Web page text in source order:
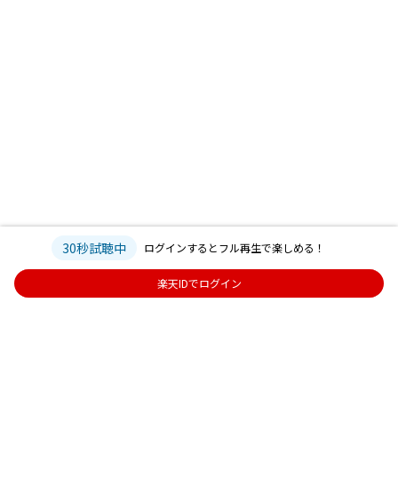
30秒試聴中 ログインするとフル再生で楽しめる！
楽天IDでログイン